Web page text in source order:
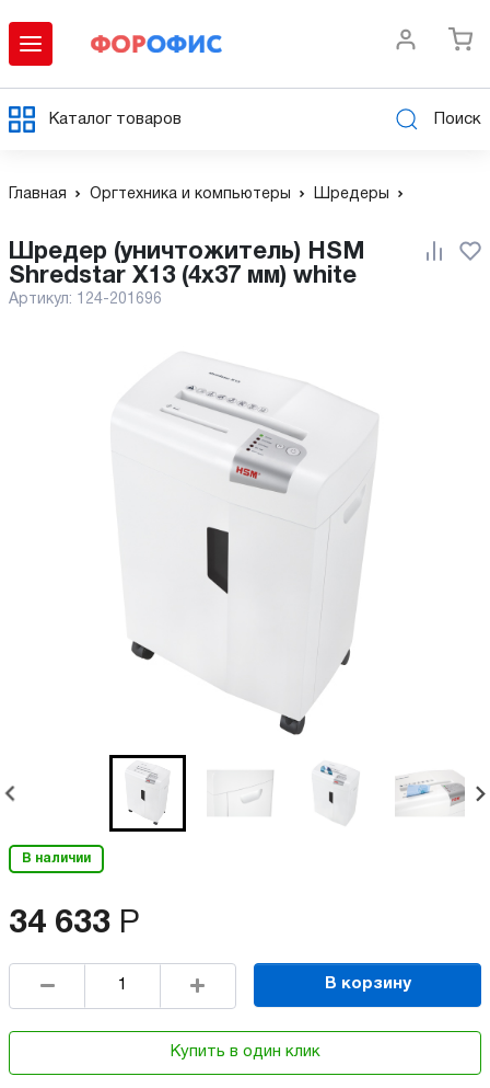
Каталог товаров Поиск
Главная Оргтехника и компьютеры Шредеры
Шредер (уничтожитель) HSM
Shredstar X13 (4x37 мм) white
Артикул: 124-201696
В наличии
34 633 Р
В корзину
Купить в один клик